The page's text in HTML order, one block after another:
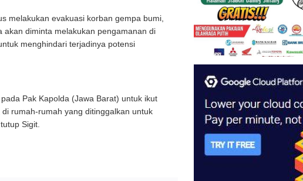
melakukan evakuasi korban gempa bumi,
akan diminta melakukan pengamanan di
menghindari terjadinya potensi
Pak Kapolda (Jawa Barat) untuk ikut
rumah-rumah yang ditinggalkan untuk
Sigit.